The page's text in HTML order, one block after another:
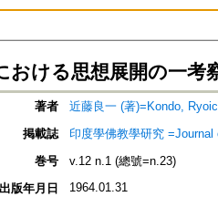
おける思想展開の一考
著者
近藤良一 (著)=Kondo,
掲載誌
印度學佛教學研究
巻号
v.12 n.1 (總號=n.23)
出版年月日
1964.01.31